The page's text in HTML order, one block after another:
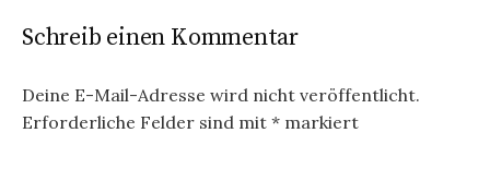
Schreib einen Kommentar
Deine E-Mail-Adresse wird nicht veröffentlicht.
Erforderliche Felder sind mit * markiert